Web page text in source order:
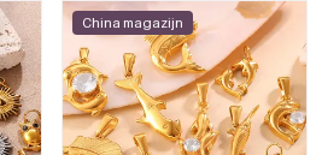
China magazijn